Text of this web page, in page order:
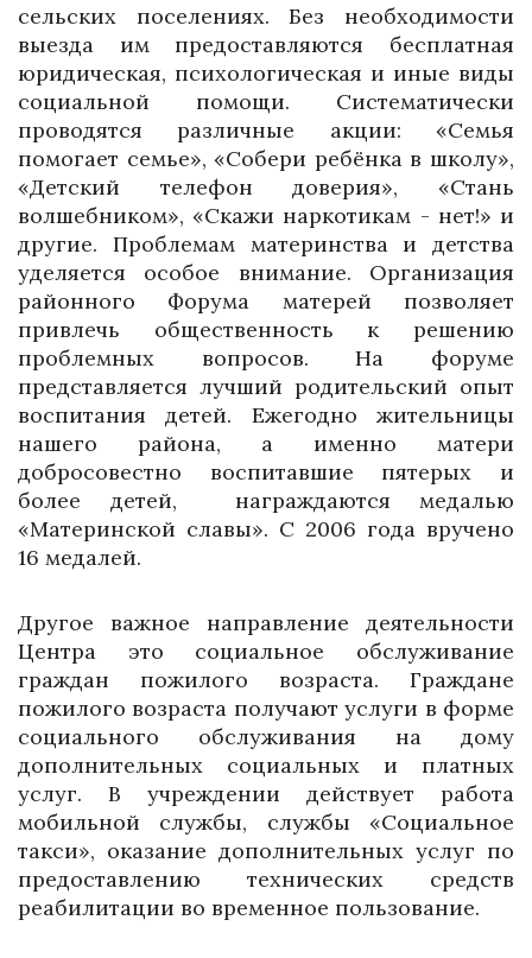
сельских поселениях. Без необходимости
выезда им предоставляются бесплатная
юридическая, психологическая и иные виды
социальной помощи. Систематически
проводятся различные акции: «Семья
помогает семье», «Собери ребёнка в школу»,
«Детский телефон доверия», «Стань
волшебником», «Скажи наркотикам - нет!» и
другие. Проблемам материнства и детства
уделяется особое внимание. Организация
районного Форума матерей позволяет
привлечь общественность к решению
проблемных вопросов. На форуме
представляется лучший родительский опыт
воспитания детей. Ежегодно жительницы
нашего района, а именно матери
добросовестно воспитавшие пятерых и
более детей, награждаются медалью
«Материнской славы». С 2006 года вручено
16 медалей.
Другое важное направление деятельности
Центра это социальное обслуживание
граждан пожилого возраста. Граждане
пожилого возраста получают услуги в форме
социального обслуживания на дому
дополнительных социальных и платных
услуг. В учреждении действует работа
мобильной службы, службы «Социальное
такси», оказание дополнительных услуг по
предоставлению технических средств
реабилитации во временное пользование.